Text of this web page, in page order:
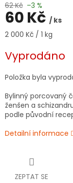
62 Kč –3 %
60 Kč / ks
Měrná
2 000 Kč / 1 kg
Vyprodáno
Položka byla
Bylinný porcovaný
ženšen a
podle původní
Detailní informace
ZEPTAT SE